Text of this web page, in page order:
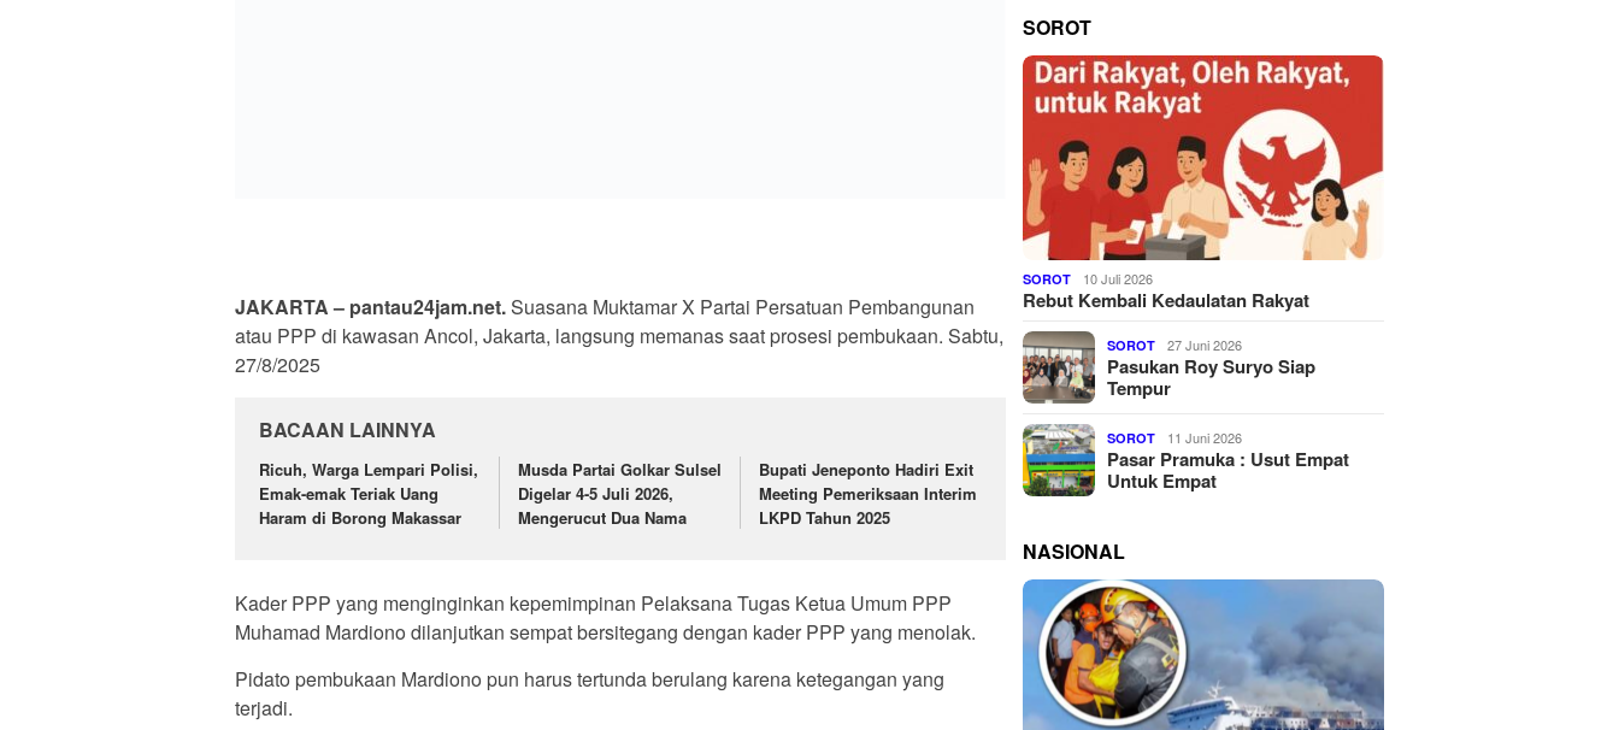
JAKARTA – pantau24jam.net.Suasana Muktamar X Partai Persatuan Pembangunan
atau PPP di kawasan Ancol, Jakarta, langsung memanas saat prosesi pembukaan. Sabtu,
27/8/2025
BACAAN LAINNYA
Ricuh, Warga Lempari Polisi,
Emak-emak Teriak Uang
Haram di Borong Makassar
Musda Partai Golkar Sulsel
Digelar 4-5 Juli 2026,
Mengerucut Dua Nama
Bupati Jeneponto Hadiri Exit
Meeting Pemeriksaan Interim
LKPD Tahun 2025
Kader PPP yang menginginkan kepemimpinan Pelaksana Tugas Ketua Umum PPP
Muhamad Mardiono dilanjutkan sempat bersitegang dengan kader PPP yang menolak.
Pidato pembukaan Mardiono pun harus tertunda berulang karena ketegangan yang
terjadi.
SOROT
SOROT 10 Juli 2026
Rebut Kembali Kedaulatan Rakyat
SOROT 27 Juni 2026
Pasukan Roy Suryo Siap
Tempur
SOROT 11 Juni 2026
Pasar Pramuka : Usut Empat
Untuk Empat
NASIONAL